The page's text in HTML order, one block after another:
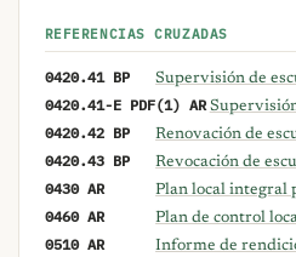
REFERENCIAS CRUZADAS
0420.41 BP Supervisión de
0420.41-E PDF(1) AR
0420.42 BP Renovación de
0420.43 BP Revocación de
0430 AR Plan local integral
0460 AR Plan de control
0510 AR Informe de